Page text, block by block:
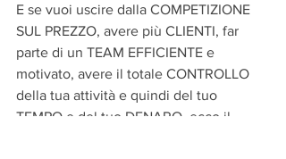
E se vuoi uscire dalla COMPETIZIONE
SUL PREZZO, avere più CLIENTI, far
parte di un TEAM EFFICIENTE e
motivato, avere il totale CONTROLLO
della tua attività e quindi del tuo
TEMPO e del tuo DENARO, ecco il